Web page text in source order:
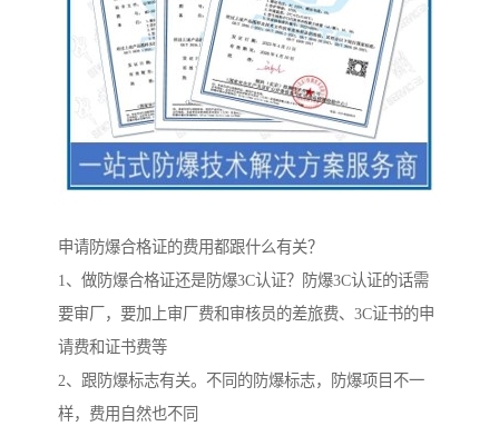
申请防爆合格证的费用都跟什么有关？
1、做防爆合格证还是防爆3C认证？防爆3C认证的话需
要审厂，要加上审厂费和审核员的差旅费、3C证书的申
请费和证书费等
2、跟防爆标志有关。不同的防爆标志，防爆项目不一
样，费用自然也不同